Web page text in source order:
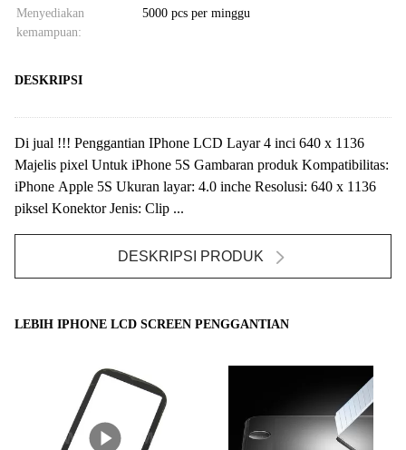
Menyediakan
kemampuan:
5000 pcs per minggu
DESKRIPSI
Di jual !!! Penggantian IPhone LCD Layar 4 inci 640 x 1136
Majelis pixel Untuk iPhone 5S Gambaran produk Kompatibilitas:
iPhone Apple 5S Ukuran layar: 4.0 inche Resolusi: 640 x 1136
piksel Konektor Jenis: Clip ...
DESKRIPSI PRODUK
LEBIH IPHONE LCD SCREEN PENGGANTIAN